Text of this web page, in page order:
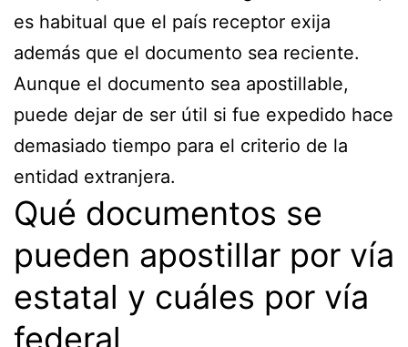
es habitual que el país receptor exija
además que el documento sea reciente.
Aunque el documento sea apostillable,
puede dejar de ser útil si fue expedido hace
demasiado tiempo para el criterio de la
entidad extranjera.
Qué documentos se
pueden apostillar por vía
estatal y cuáles por vía
federal